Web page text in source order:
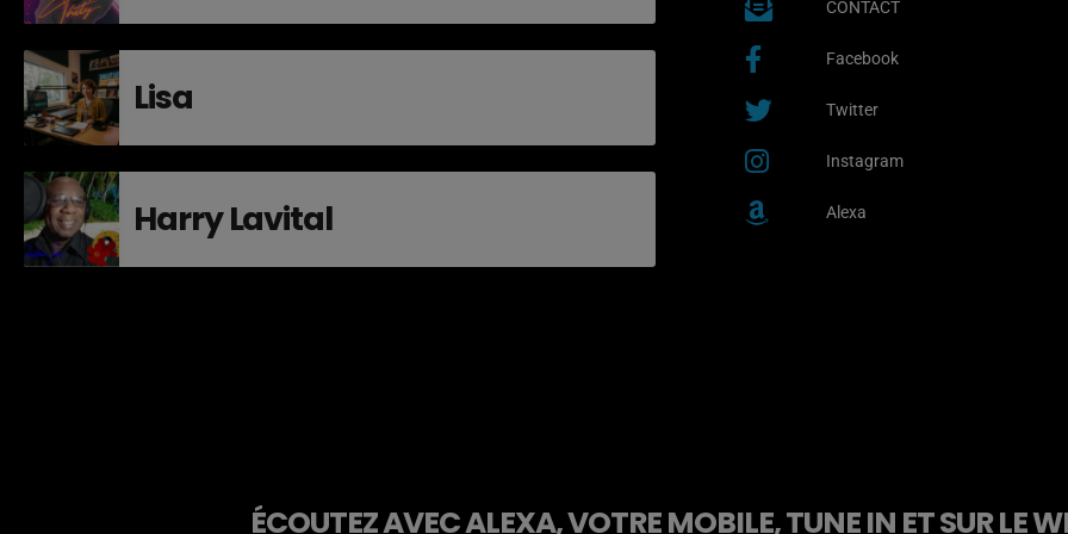
Lisa
Harry Lavital
CONTACT
Facebook
Twitter
Instagram
Alexa
ÉCOUTEZ AVEC ALEXA, VOTRE MOBILE, TUNE IN ET SUR LE